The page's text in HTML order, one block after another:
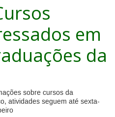
em
da
sobre cursos da
atividades seguem até sexta-